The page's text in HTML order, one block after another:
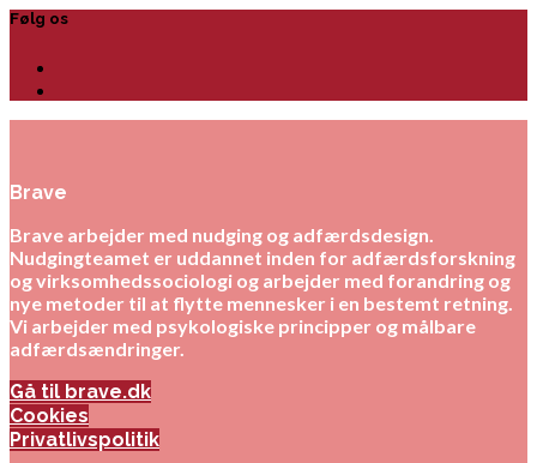
Følg os
Brave
Brave arbejder med nudging og adfærdsdesign.
Nudgingteamet er uddannet inden for adfærdsforskning
og virksomhedssociologi og arbejder med forandring og
nye metoder til at flytte mennesker i en bestemt retning.
Vi arbejder med psykologiske principper og målbare
adfærdsændringer.
Gå til brave.dk
Cookies
Privatlivspolitik